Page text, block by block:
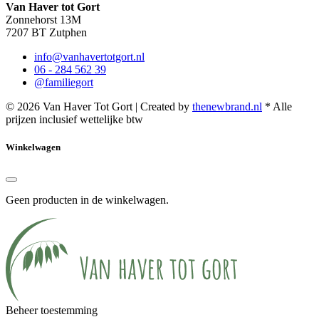
Van Haver tot Gort
Zonnehorst 13M
7207 BT Zutphen
info@vanhavertotgort.nl
06 - 284 562 39
@familiegort
© 2026 Van Haver Tot Gort | Created by thenewbrand.nl * Alle
prijzen inclusief wettelijke btw
Winkelwagen
Geen producten in de winkelwagen.
Beheer toestemming